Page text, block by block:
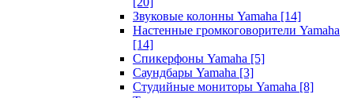
Звуковые колонны Yamaha [14]
Настенные громкоговорители Yamaha
[14]
Спикерфоны Yamaha [5]
Саундбары Yamaha [3]
Студийные мониторы Yamaha [8]